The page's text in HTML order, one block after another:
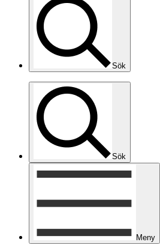
Sök
Sök
Meny